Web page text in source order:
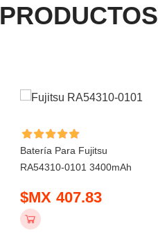
Batería Para Fujitsu
RA54310-0101 3400mAh
$MX 407.83